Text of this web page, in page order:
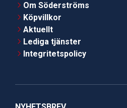
Om Söderströms
Köpvillkor
Aktuellt
Lediga tjänster
Integritetspolicy